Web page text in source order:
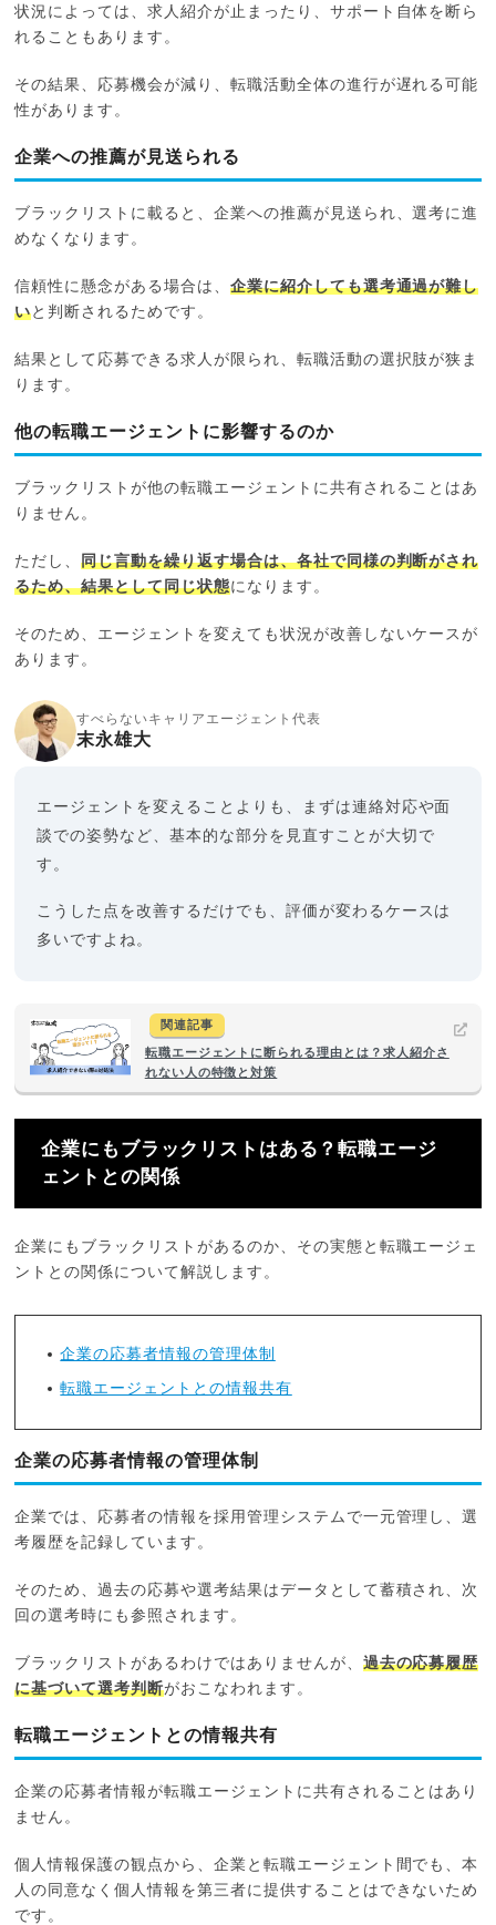
状況によっては、求人紹介が止まったり、サポート自体を断ら
れることもあります。
その結果、応募機会が減り、転職活動全体の進行が遅れる可能
性があります。
企業への推薦が見送られる
ブラックリストに載ると、企業への推薦が見送られ、選考に進
めなくなります。
信頼性に懸念がある場合は、 企業に紹介しても選考通過が難し
いと判断されるためです。
結果として応募できる求人が限られ、転職活動の選択肢が狭ま
ります。
他の転職エージェントに影響するのか
ブラックリストが他の転職エージェントに共有されることはあ
りません。
ただし、同じ言動を繰り返す場合は、各社で同様の判断がされ
るため、結果として同じ状態になります。
そのため、エージェントを変えても状況が改善しないケースが
あります。
すべらないキャリアエージェント代表
末永雄大
エージェントを変えることよりも、まずは連絡対応や面
談での姿勢など、基本的な部分を見直すことが大切で
す。
こうした点を改善するだけでも、評価が変わるケースは
多いですよね。
関連記事
転職エージェントに断られる理由とは？求人紹介さ
れない人の特徴と対策
企業にもブラックリストはある？転職エージ
ェントとの関係
企業にもブラックリストがあるのか、その実態と転職エージェ
ントとの関係について解説します。
企業の応募者情報の管理体制
転職エージェントとの情報共有
企業の応募者情報の管理体制
企業では、応募者の情報を採用管理システムで一元管理し、選
考履歴を記録しています。
そのため、過去の応募や選考結果はデータとして蓄積され、次
回の選考時にも参照されます。
ブラックリストがあるわけではありませんが、 過去の応募履歴
に基づいて選考判断がおこなわれます。
転職エージェントとの情報共有
企業の応募者情報が転職エージェントに共有されることはあり
ません。
個人情報保護の観点から、企業と転職エージェント間でも、本
人の同意なく個人情報を第三者に提供することはできないため
です。